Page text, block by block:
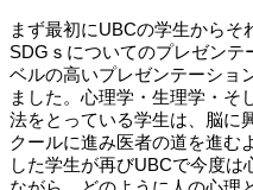
まず最初にUBCの学生からそ
SDG ｓについてのプレゼン
ベルの高いプレゼンテーショ
ました。心理学・生理学・そ
法をとっている学生は、脳に
クールに進み医者の道を進む
した学生が再びUBCで今度は